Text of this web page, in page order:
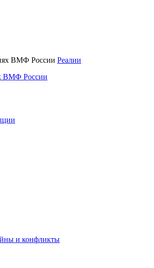
Реалии
ВМФ России
и конфликты